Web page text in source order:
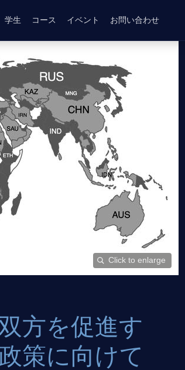
学生 コース イベント お問い合わせ
方を促進す
策に向けて